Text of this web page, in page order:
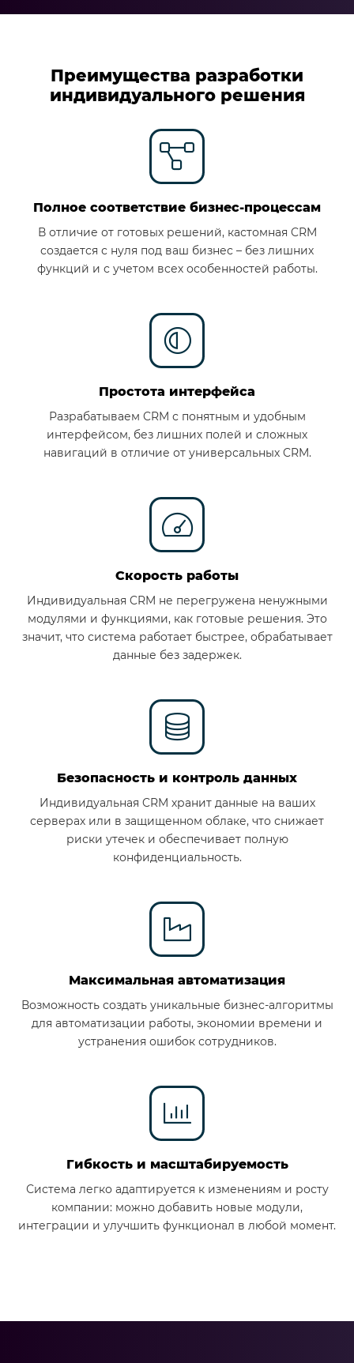
Преимущества разработки
индивидуального решения
Полное соответствие бизнес-процессам
В отличие от готовых решений, кастомная CRM
создается с нуля под ваш бизнес – без лишних
функций и с учетом всех особенностей работы.
Простота интерфейса
Разрабатываем CRM с понятным и удобным
интерфейсом, без лишних полей и сложных
навигаций в отличие от универсальных CRM.
Скорость работы
Индивидуальная CRM не перегружена ненужными
модулями и функциями, как готовые решения. Это
значит, что система работает быстрее, обрабатывает
данные без задержек.
Безопасность и контроль данных
Индивидуальная CRM хранит данные на ваших
серверах или в защищенном облаке, что снижает
риски утечек и обеспечивает полную
конфиденциальность.
Максимальная автоматизация
Возможность создать уникальные бизнес-алгоритмы
для автоматизации работы, экономии времени и
устранения ошибок сотрудников.
Гибкость и масштабируемость
Система легко адаптируется к изменениям и росту
компании: можно добавить новые модули,
интеграции и улучшить функционал в любой момент.